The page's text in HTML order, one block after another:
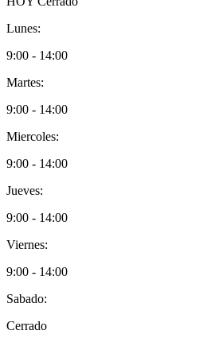
Lunes:
9:00 - 14:00
Martes:
9:00 - 14:00
Miercoles:
9:00 - 14:00
Jueves:
9:00 - 14:00
Viernes:
9:00 - 14:00
Sabado:
Cerrado